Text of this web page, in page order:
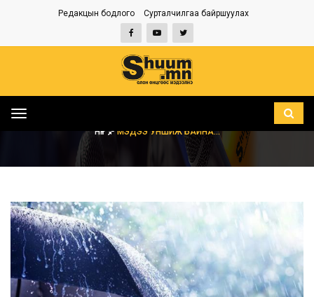
Редакцын бодлого Сурталчилгаа байршуулах
Toggle
НҮҮР МЭДЭЭ УНШИЖ БАЙНА...